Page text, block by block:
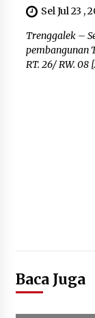
Sel Jul 23 ,
Trenggalek –
pembangunan
RT. 26/ RW. 08
Baca Juga